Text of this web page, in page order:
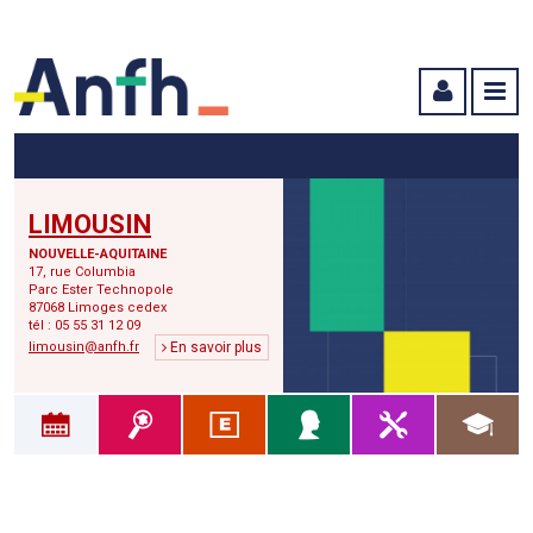
LIMOUSIN
NOUVELLE-AQUITAINE
17, rue Columbia
Parc Ester Technopole
87068 Limoges cedex
tél : 05 55 31 12 09
limousin@anfh.fr
En savoir plus